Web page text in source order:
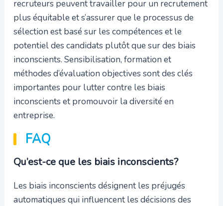
recruteurs peuvent travailler pour un recrutement
plus équitable et s’assurer que le processus de
sélection est basé sur les compétences et le
potentiel des candidats plutôt que sur des biais
inconscients. Sensibilisation, formation et
méthodes d’évaluation objectives sont des clés
importantes pour lutter contre les biais
inconscients et promouvoir la diversité en
entreprise.
FAQ
Qu’est-ce que les biais inconscients?
Les biais inconscients désignent les préjugés
automatiques qui influencent les décisions des